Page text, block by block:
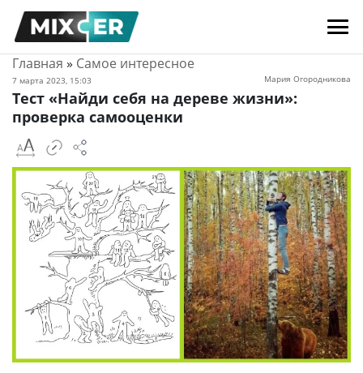
Главная » Самое интересное
7 марта 2023, 15:03 Мария Огородникова
Тест «Найди себя на дереве жизни»:
проверка самооценки